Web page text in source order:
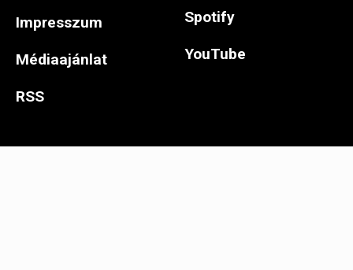
Impresszum
Médiaajánlat
RSS
Spotify
YouTube